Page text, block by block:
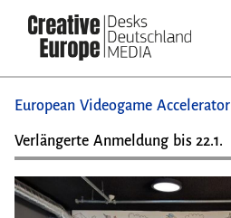
zum
Inhalt
Suche
European Videogame Accelerator
Verlängerte Anmeldung bis 22.1.